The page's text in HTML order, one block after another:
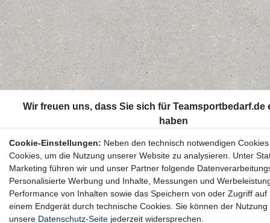
Cookie-Einstellungen: Neben den technisch notwendigen
Cookies, um die Nutzung unserer Website zu analysieren. Unter
Marketing führen wir und unser Partner folgende
Personalisierte Werbung und Inhalte, Messungen und
Performance von Inhalten sowie das Speichern von oder Zugriff
einem Endgerät durch technische Cookies. Sie können der
unsere Datenschutz-Seite jederzeit widersprechen.